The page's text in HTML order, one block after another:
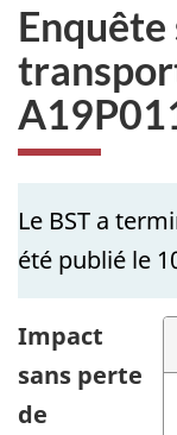
Le BST a
été publié le
Impact
sans perte
de